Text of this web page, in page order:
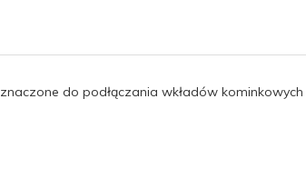
do podłączania wkładów